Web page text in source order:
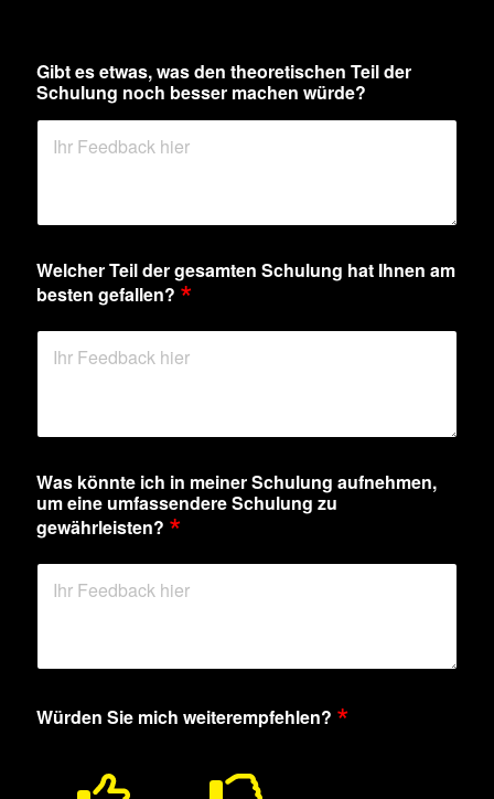
t
w
a
n
a
t
Gibt es etwas, was den theoretischen Teil der
Schulung noch besser machen würde?
Welcher Teil der gesamten Schulung hat Ihnen am
besten gefallen? *
Was könnte ich in meiner Schulung aufnehmen,
um eine umfassendere Schulung zu
gewährleisten? *
Würden Sie mich weiterempfehlen? *